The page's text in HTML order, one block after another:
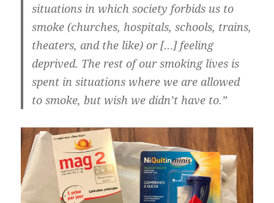
situations in which society forbids us to
smoke (churches, hospitals, schools, trains,
theaters, and the like) or […] feeling
deprived. The rest of our smoking lives is
spent in situations where we are allowed
to smoke, but wish we didn’t have to.”